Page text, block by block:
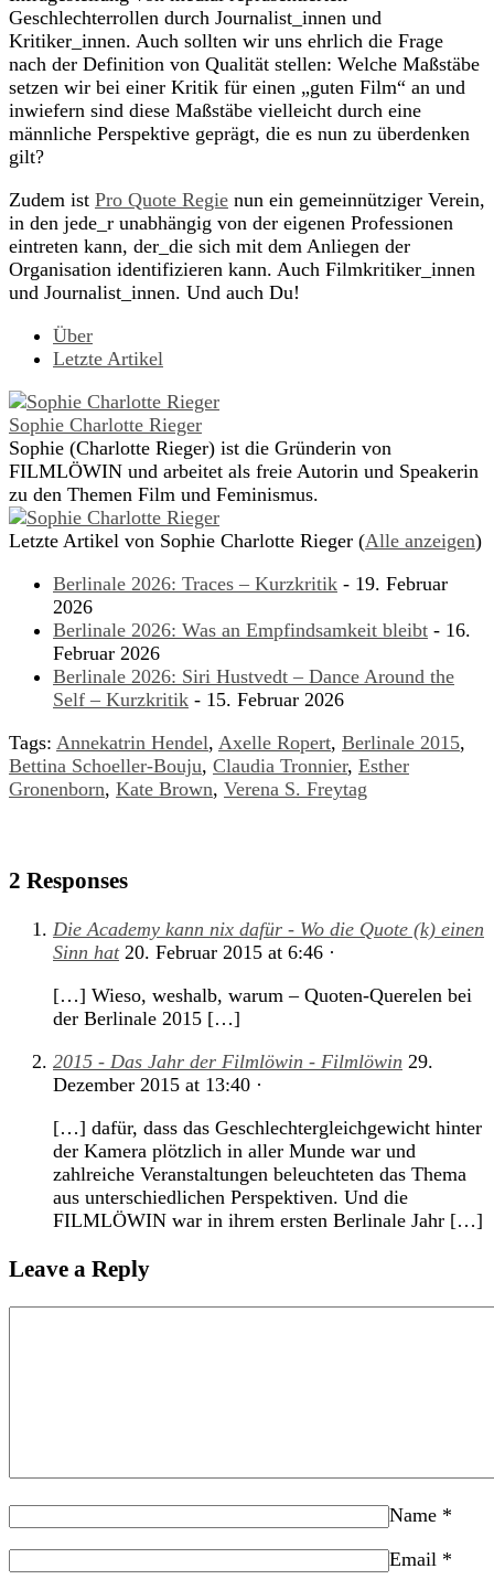
Geschlechterrollen durch Journalist_innen und
Kritiker_innen. Auch sollten wir uns ehrlich die Frage
nach der Definition von Qualität stellen: Welche Maßstäbe
setzen wir bei einer Kritik für einen „guten Film“ an und
inwiefern sind diese Maßstäbe vielleicht durch eine
männliche Perspektive geprägt, die es nun zu überdenken
gilt?
Zudem ist Pro Quote Regie nun ein gemeinnütziger Verein,
in den jede_r unabhängig von der eigenen Professionen
eintreten kann, der_die sich mit dem Anliegen der
Organisation identifizieren kann. Auch Filmkritiker_innen
und Journalist_innen. Und auch Du!
Über
Letzte Artikel
Sophie Charlotte Rieger
Sophie (Charlotte Rieger) ist die Gründerin von
FILMLÖWIN und arbeitet als freie Autorin und Speakerin
zu den Themen Film und Feminismus.
Letzte Artikel von Sophie Charlotte Rieger (Alle anzeigen)
Berlinale 2026: Traces – Kurzkritik - 19. Februar
2026
Berlinale 2026: Was an Empfindsamkeit bleibt - 16.
Februar 2026
Berlinale 2026: Siri Hustvedt – Dance Around the
Self – Kurzkritik - 15. Februar 2026
Tags: Annekatrin Hendel, Axelle Ropert, Berlinale 2015,
Bettina Schoeller-Bouju, Claudia Tronnier, Esther
Gronenborn, Kate Brown, Verena S. Freytag
2 Responses
Die Academy kann nix dafür - Wo die Quote (k) einen
Sinn hat 20. Februar 2015 at 6:46 ·
[…] Wieso, weshalb, warum – Quoten-Querelen bei
der Berlinale 2015 […]
2015 - Das Jahr der Filmlöwin - Filmlöwin 29.
Dezember 2015 at 13:40 ·
[…] dafür, dass das Geschlechtergleichgewicht hinter
der Kamera plötzlich in aller Munde war und
zahlreiche Veranstaltungen beleuchteten das Thema
aus unterschiedlichen Perspektiven. Und die
FILMLÖWIN war in ihrem ersten Berlinale Jahr […]
Leave a Reply
Name *
Email *